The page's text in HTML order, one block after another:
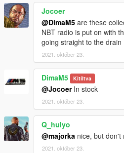
Jocoer
@DimaM5 are these
NBT radio is put on with
going straight to the drain
2021. október 23.
DimaM5 Kitíltva
@JocoerIn stock
2021. október 23.
Q_hulyo
@majorka nice, but don't
2021. október 23.